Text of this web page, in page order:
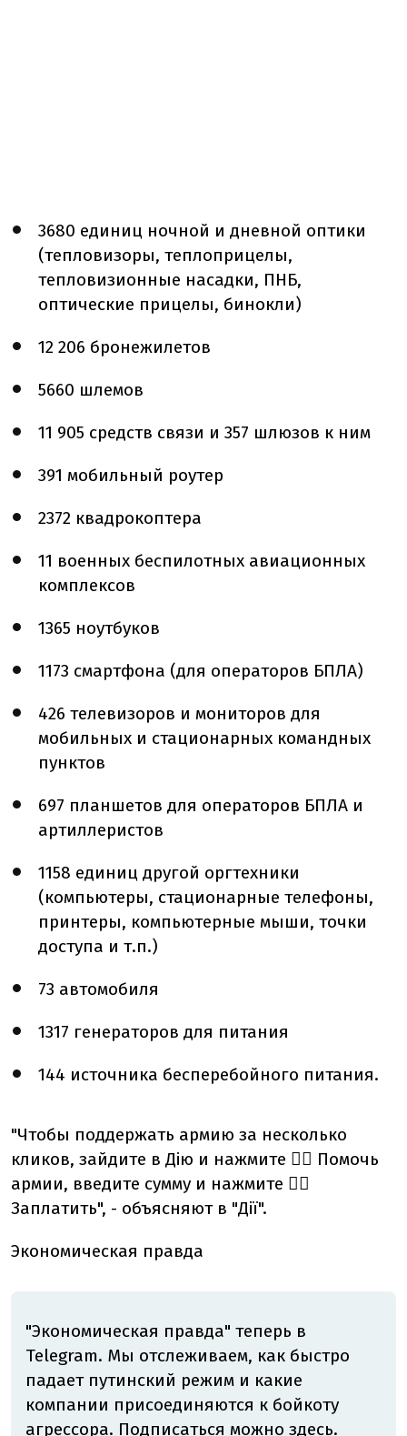
3680 единиц ночной и дневной оптики
(тепловизоры, теплоприцелы,
тепловизионные насадки, ПНБ,
оптические прицелы, бинокли)
12 206 бронежилетов
5660 шлемов
11 905 средств связи и 357 шлюзов к ним
391 мобильный роутер
2372 квадрокоптера
11 военных беспилотных авиационных
комплексов
1365 ноутбуков
1173 смартфона (для операторов БПЛА)
426 телевизоров и мониторов для
мобильных и стационарных командных
пунктов
697 планшетов для операторов БПЛА и
артиллеристов
1158 единиц другой оргтехники
(компьютеры, стационарные телефоны,
принтеры, компьютерные мыши, точки
доступа и т.п.)
73 автомобиля
1317 генераторов для питания
144 источника бесперебойного питания.
"Чтобы поддержать армию за несколько
кликов, зайдите в Дію и нажмите 👉🏻 Помочь
армии, введите сумму и нажмите 👉🏻
Заплатить", - объясняют в "Дії".
Экономическая правда
"Экономическая правда" теперь в
Telegram. Мы отслеживаем, как быстро
падает путинский режим и какие
компании присоединяются к бойкоту
агрессора. Подписаться можно здесь.